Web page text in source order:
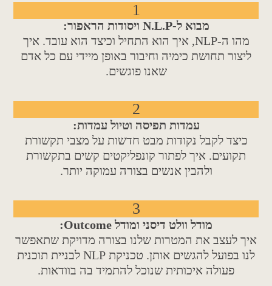
1
מבוא ל-N.L.P ויסודות הראפור:
מהו ה-NLP, איך הוא התחיל וכיצד הוא עובד. איך
ליצור תחושת כימיה וחיבור באופן מיידי עם כל אדם
שאנו פוגשים.
2
עמדות תפיסה וטיול עמדות:
כיצד לקבל נקודות מבט חדשות על מצבי תקשורת
תקועים. איך לפתור קונפליקטים קשים בתקשורת
ולהבין אנשים בצורה עמוקה יותר.
3
מודל וולט דיסני ומודל Outcome:
איך לעצב את המטרות שלנו בצורה מדויקת שתאפשר
לנו בפועל להגשים אותן. טכניקת NLP לבניית תוכנית
פעולה איכותית שנוכל להתמיד בה בוודאות.